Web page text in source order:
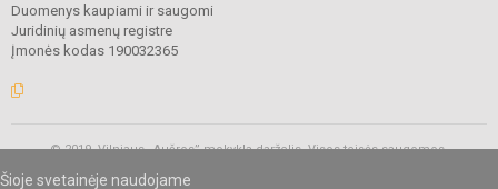
Šioje svetainėje naudojame
Duomenys kaupiami ir saugomi
Juridinių asmenų registre
Įmonės kodas 190032365
© 2019. Vilniaus „Aušros” mokykla-darželis. Visos teisės saugomos.